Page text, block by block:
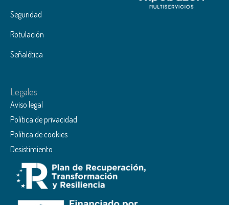
Seguridad
Rotulación
Señalética
Legales
Aviso legal
Política de privacidad
Política de cookies
Desistimiento